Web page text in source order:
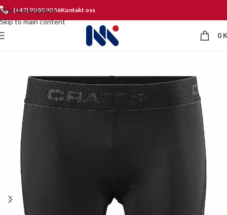
Skip to navigation
Skip to main content
(+47) 90 80 90 56Kontakt oss
0